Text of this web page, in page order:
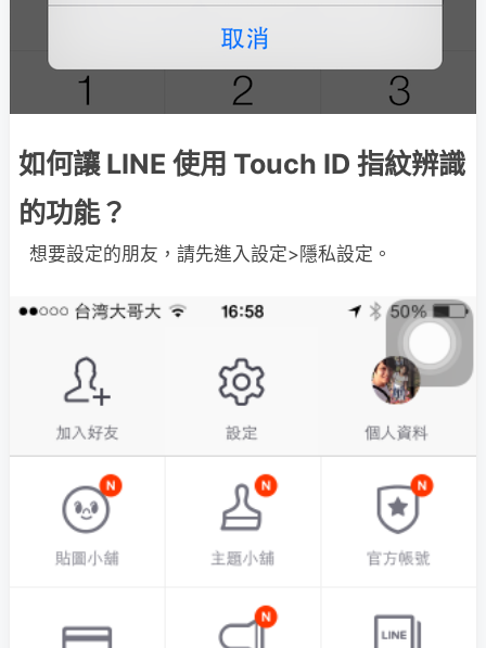
如何讓 LINE 使用 Touch ID 指紋辨識
的功能？
想要設定的朋友，請先進入設定>隱私設定。